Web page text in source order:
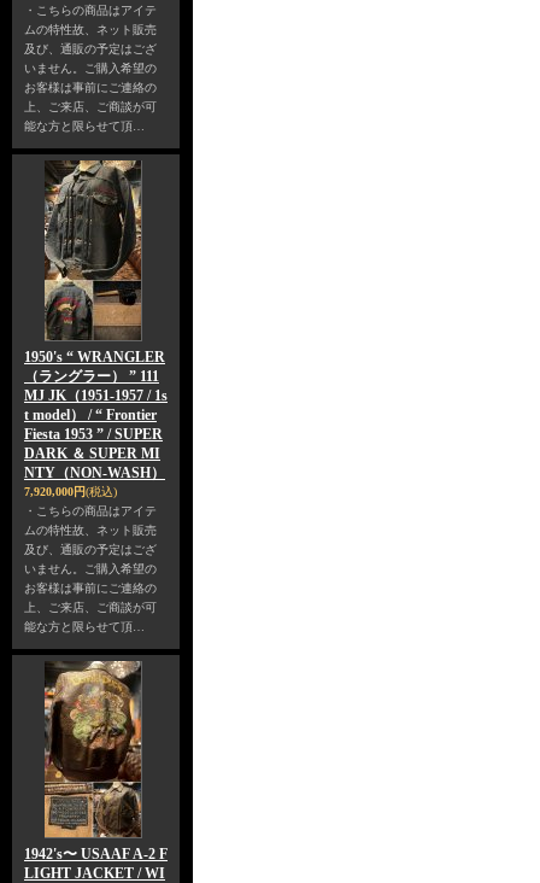
・こちらの商品はアイテ
ムの特性故、ネット販売
及び、通販の予定はござ
いません。ご購入希望の
お客様は事前にご連絡の
上、ご来店、ご商談が可
能な方と限らせて頂…
1950's “ WRANGLER
（ラングラー） ” 111
MJ JK（1951-1957 / 1s
t model） / “ Frontier
Fiesta 1953 ” / SUPER
DARK ＆ SUPER MI
NTY（NON-WASH）
7,920,000円(税込)
・こちらの商品はアイテ
ムの特性故、ネット販売
及び、通販の予定はござ
いません。ご購入希望の
お客様は事前にご連絡の
上、ご来店、ご商談が可
能な方と限らせて頂…
1942's〜 USAAF A-2 F
LIGHT JACKET / WI